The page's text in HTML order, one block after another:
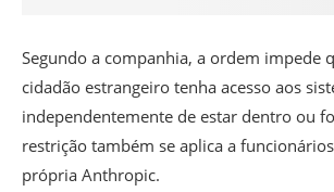
Segundo a companhia, a ordem impede
cidadão estrangeiro tenha acesso aos
independentemente de estar dentro ou
restrição também se aplica a
própria Anthropic.